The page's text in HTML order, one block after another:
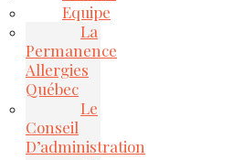
Equipe
La
Permanence
Allergies
Québec
Le
Conseil
D’administration